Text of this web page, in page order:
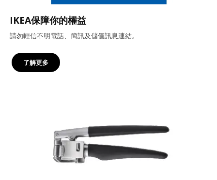
IKEA保障你的權益
請勿輕信不明電話、簡訊及儲值訊息連結。
了解更多